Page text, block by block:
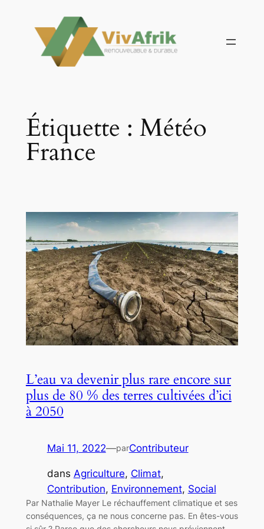
contenu
Étiquette : Météo
France
L’eau va devenir plus rare encore sur
plus de 80 % des terres cultivées d’ici
à 2050
Mai 11, 2022—parContributeur
dans Agriculture, Climat
Contribution, Environnement, Social
Par Nathalie Mayer Le réchauffement climatique et ses
conséquences, ça ne nous concerne pas. En êtes-vous